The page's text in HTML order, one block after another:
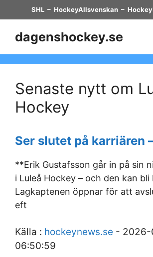
to
content
SHL– HockeyAllsvenskan–
dagenshockey.se
Senaste nytt om
Hockey
Ser slutet på karriären
**Erik Gustafsson går in på sin
i Luleå Hockey – och den kan bli
Lagkaptenen öppnar för att
eft
Källa : hockeynews.se -
06:50:59